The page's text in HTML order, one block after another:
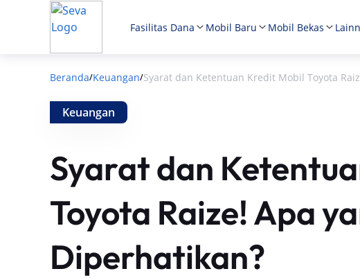
Fasilitas Dana Mobil Baru Mobil Bekas
Beranda/Keuangan/Syarat dan Ketentuan Kredit Mobil Toyota
Keuangan
Syarat dan
Toyota Raize! Apa
Diperhatikan?